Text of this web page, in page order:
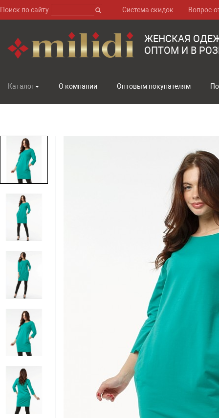
Поиск по сайту Система скидок Вопрос-
ЖЕНСКАЯ
ОПТОМ И В
Каталог О компании Оптовым покупателям